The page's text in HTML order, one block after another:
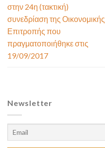
στην 24η (τακτική)
συνεδρίαση της Οικονομικής
Επιτροπής που
πραγματοποιήθηκε στις
19/09/2017
Newsletter